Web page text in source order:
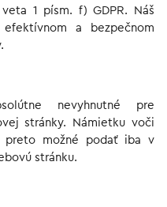
1 písm. f) GDPR. Náš
a bezpečnom
nevyhnutné pre
stránky. Námietku voči
preto možné podať iba v
stránku.